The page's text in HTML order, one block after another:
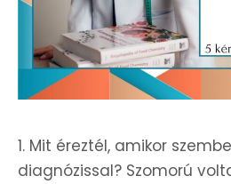
1. Mit éreztél, amikor
diagnózissal? Szomorú